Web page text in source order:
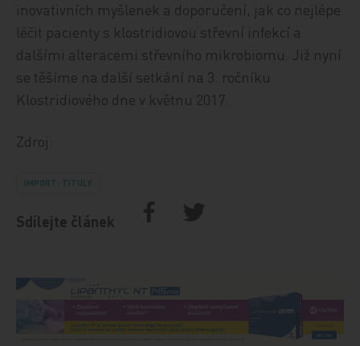
inovativních myšlenek a doporučení, jak co nejlépe
léčit pacienty s klostridiovou střevní infekcí a
dalšími alteracemi střevního mikrobiomu. Již nyní
se těšíme na další setkání na 3. ročníku
Klostridiového dne v květnu 2017.
Zdroj:
IMPORT: TITULY
Sdílejte článek